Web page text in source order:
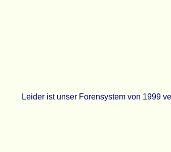
Leider ist unser Forensystem von 1999